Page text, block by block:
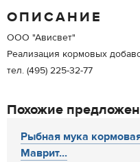
ОПИСАНИЕ
ООО "Ависвет"
Реализация кормовых
тел. (495) 225-32-77
Похожие
Рыбная мука
Маврит...